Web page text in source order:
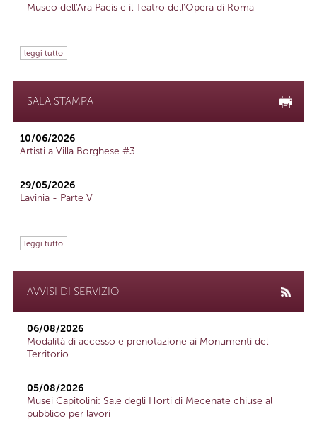
Museo dell'Ara Pacis e il Teatro dell'Opera di Roma
leggi tutto
SALA STAMPA
10/06/2026
Artisti a Villa Borghese #3
29/05/2026
Lavinia - Parte V
leggi tutto
AVVISI DI SERVIZIO
06/08/2026
Modalità di accesso e prenotazione ai Monumenti del
Territorio
05/08/2026
Musei Capitolini: Sale degli Horti di Mecenate chiuse al
pubblico per lavori